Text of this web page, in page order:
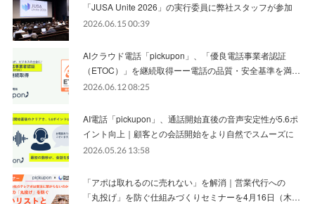
「JUSA Unite 2026」の実行委員に弊社スタッフが参加
2026.06.15 00:39
AIクラウド電話「pickupon」、「優良電話事業者認証
（ETOC）」を継続取得ーー電話の品質・安全基準を満…
2026.06.12 08:25
AI電話「pickupon」、通話開始直後の音声安定性が5.6ポ
イント向上｜顧客との会話開始をより自然でスムーズに
2026.05.26 13:58
「アポは取れるのに売れない」を解消｜営業代行への
「丸投げ」を防ぐ仕組みづくりセミナーを4月16日（木…